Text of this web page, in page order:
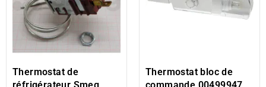
Thermostat de
Thermostat bloc de